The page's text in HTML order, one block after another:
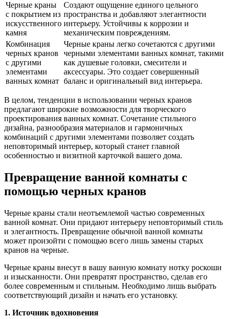
Черные краны
с покрытием из
искусственного
камня
Создают ощущение единого цельного
пространства и добавляют элегантности
интерьеру. Устойчивы к коррозии и
механическим повреждениям.
Комбинация
черных кранов
с другими
элементами
ванных комнат
Черные краны легко сочетаются с другими
черными элементами ванных комнат, такими
как душевые головки, смесители и
аксессуары. Это создает совершенный
баланс и оригинальный вид интерьера.
В целом, тенденции в использовании черных кранов
предлагают широкие возможности для творческого
проектирования ванных комнат. Сочетание стильного
дизайна, разнообразия материалов и гармоничных
комбинаций с другими элементами позволяет создать
неповторимый интерьер, который станет главной
особенностью и визитной карточкой вашего дома.
Превращение ванной комнаты с
помощью черных кранов
Черные краны стали неотъемлемой частью современных
ванной комнат. Они придают интерьеру неповторимый стиль
и элегантность. Превращение обычной ванной комнаты
может произойти с помощью всего лишь замены старых
кранов на черные.
Черные краны внесут в вашу ванную комнату нотку роскоши
и изысканности. Они превратят пространство, сделав его
более современным и стильным. Необходимо лишь выбрать
соответствующий дизайн и начать его установку.
1. Источник вдохновения